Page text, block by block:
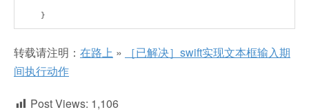
}
转载请注明： 在路上 »
［已解决］swift实现文本框输入期
间执行动作
Post Views: 1,106